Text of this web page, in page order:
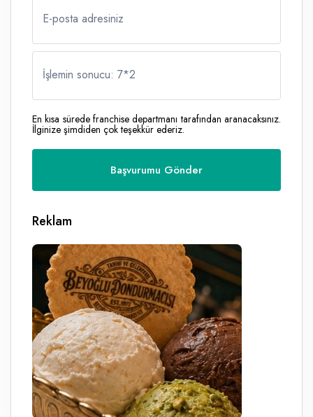
E-posta adresiniz
İşlemin sonucu: 7*2
En kısa sürede franchise departmanı tarafından aranacaksınız.
İlginize şimdiden çok teşekkür ederiz.
Reklam